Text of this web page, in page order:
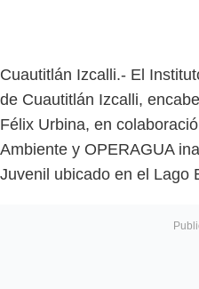
Cuautitlán Izcalli.- El
de Cuautitlán Izcalli,
Félix Urbina, en
Ambiente y OPERAGUA
Juvenil ubicado en el Lago